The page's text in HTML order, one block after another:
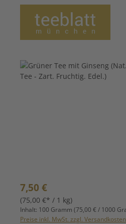
Bildergalerie überspringen
Regulärer Preis:
7,50 €
(75,00 €* / 1 kg)
Inhalt: 100 Gramm (75,00 € / 1000
Preise inkl. MwSt. zzgl. Versandkosten